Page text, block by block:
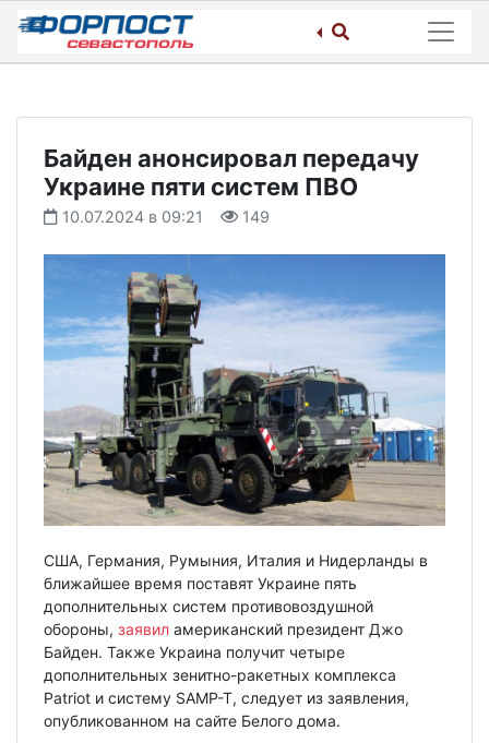
Skip
content
Байден анонсировал передачу
Украине пяти систем ПВО
10.07.2024 в 09:21 149
США, Германия, Румыния, Италия и Нидерланды в
ближайшее время поставят Украине пять
дополнительных систем противовоздушной
обороны, заявил американский президент Джо
Байден. Также Украина получит четыре
дополнительных зенитно-ракетных комплекса
Patriot и систему SAMP-T, следует из заявления,
опубликованном на сайте Белого дома.